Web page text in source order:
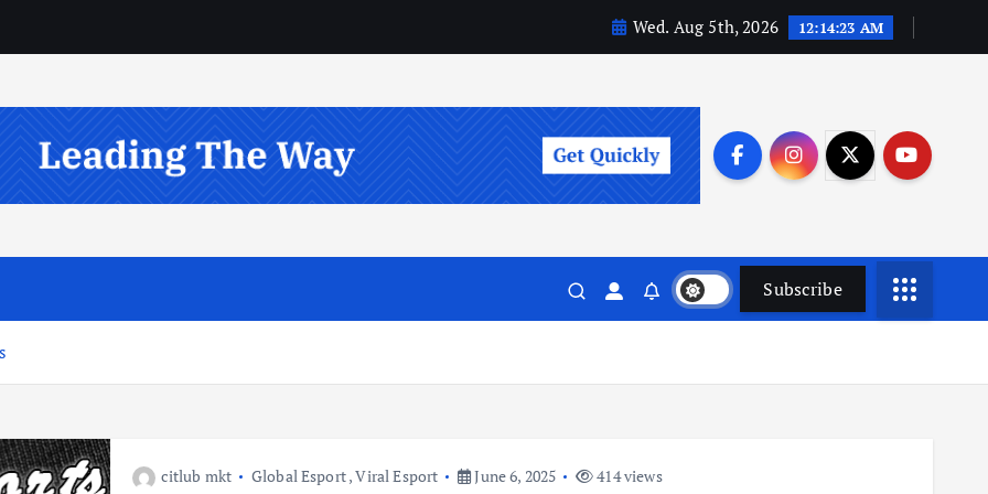
Wed. Aug 5th, 2026 12:14:24 AM
Subscribe
citlub mkt Global Esport,Viral Esport June 6, 2025 414 views